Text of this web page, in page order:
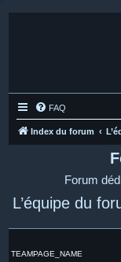
FAQ
Index du forum
Forum
L’équipe du
TEAMPAGE_NAME